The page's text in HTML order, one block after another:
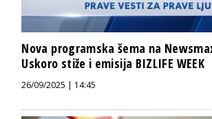
Nova programska šema na
Uskoro stiže i emisija BIZLIFE WEEK
26/09/2025 | 14:45